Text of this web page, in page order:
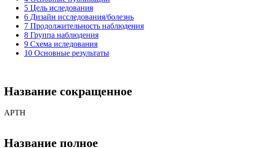
5 Цель иследования
6 Дизайн исследования/болезнь
7 Продолжительность наблюдения
8 Группа наблюдения
9 Схема иследования
10 Основные результаты
Название сокращенное
APTH
Название полное